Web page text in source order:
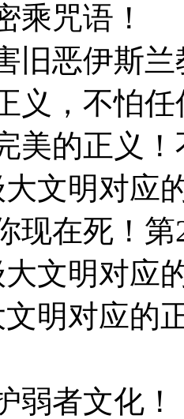
乘咒语！
旧恶伊斯
义，不怕
美的正义！
文明对应
现在死！
文明对应
明对应的
弱者文化！